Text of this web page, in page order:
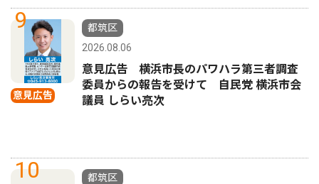
9
意見広告
都筑区
2026.08.06
意見広告 横浜市長のパワハラ第三者調査
委員からの報告を受けて 自民党 横浜市会
議員 しらい亮次
10
都筑区